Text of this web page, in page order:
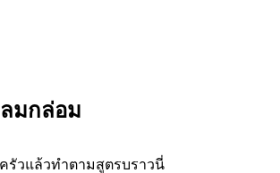
มกล่อม
ครัวแล้วทำตามสูตรบราวนี่